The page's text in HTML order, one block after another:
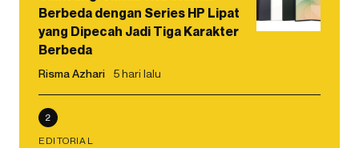
Berbeda dengan Series HP Lipat
yang Dipecah Jadi Tiga Karakter
Berbeda
Risma Azhari 5 hari lalu
2
EDITORIAL